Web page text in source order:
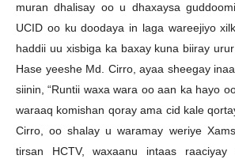
muran dhalisay oo u dhaxaysa
UCID oo ku doodaya in laga wareejiyo
haddii uu xisbiga ka baxay kuna biiray
Hase yeeshe Md. Cirro, ayaa sheegay
siinin, “Runtii waxa wara oo aan ka hayo
waraaq komishan qoray ama cid kale
Cirro, oo shalay u waramay weriye
tirsan HCTV, waxaanu intaas raaciyay